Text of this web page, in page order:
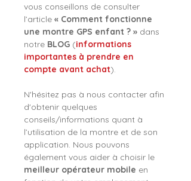
vous conseillons de consulter
l’article « Comment fonctionne
une montre GPS enfant ? » dans
notre BLOG (informations
importantes à prendre en
compte avant achat).
N'hésitez pas à nous contacter afin
d'obtenir quelques
conseils/informations quant à
l’utilisation de la montre et de son
application. Nous pouvons
également vous aider à choisir le
meilleur opérateur mobile en